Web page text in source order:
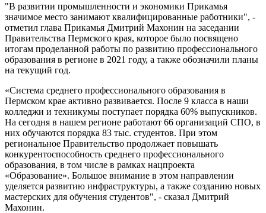
"В развитии промышленности и экономики Прикамья
значимое место занимают квалифицированные работники", -
отметил глава Прикамья Дмитрий Махонин на заседании
Правительства Пермского края, которое было посвящено
итогам проделанной работы по развитию профессионального
образования в регионе в 2021 году, а также обозначили планы
на текущий год.
«Система среднего профессионального образования в
Пермском крае активно развивается. После 9 класса в наши
колледжи и техникумы поступает порядка 60% выпускников.
На сегодня в нашем регионе работают 66 организаций СПО, в
них обучаются порядка 83 тыс. студентов. При этом
региональное Правительство продолжает повышать
конкурентоспособность среднего профессионального
образования, в том числе в рамках нацпроекта
«Образование». Большое внимание в этом направлении
уделяется развитию инфраструктуры, а также созданию новых
мастерских для обучения студентов", - сказал Дмитрий
Махонин.